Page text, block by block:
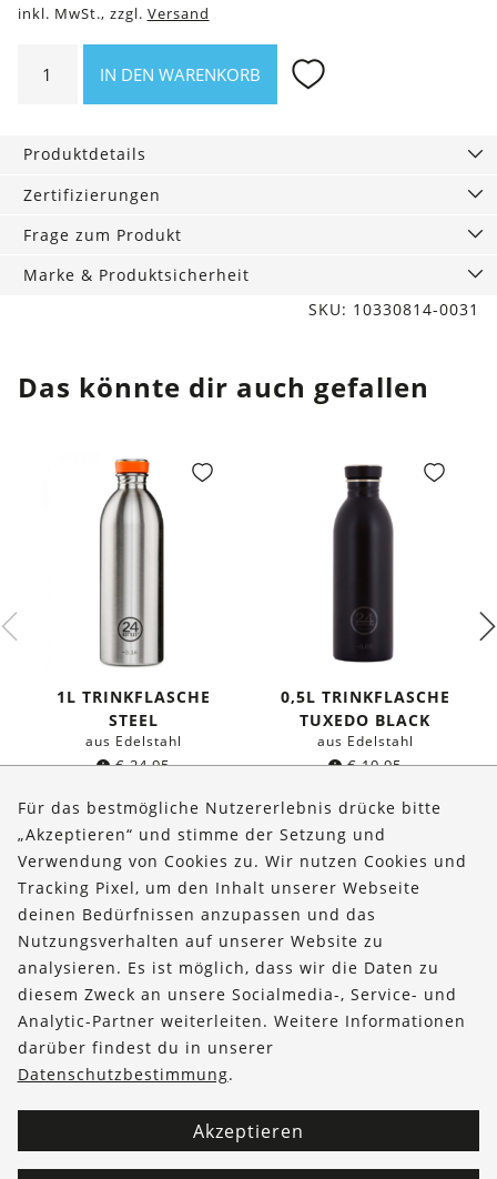
inkl. MwSt., zzgl. Versand
Allrounder
Menge
IN DEN WARENKORB
Produktdetails
Zertifizierungen
Frage zum Produkt
Marke & Produktsicherheit
SKU: 10330814-0031
Das könnte dir auch gefallen
1L TRINKFLASCHE
STEEL
aus Edelstahl
€24,95
0,5L TRINKFLASCHE
TUXEDO BLACK
aus Edelstahl
€19,95
Über uns
Bestellungen
Kontakt & Hilfe
FOLLOW US
Für das bestmögliche Nutzererlebnis drücke bitte
„Akzeptieren“ und stimme der Setzung und
Verwendung von Cookies zu. Wir nutzen Cookies und
Tracking Pixel, um den Inhalt unserer Webseite
deinen Bedürfnissen anzupassen und das
Nutzungsverhalten auf unserer Website zu
analysieren. Es ist möglich, dass wir die Daten zu
diesem Zweck an unsere Socialmedia-, Service- und
Analytic-Partner weiterleiten. Weitere Informationen
darüber findest du in unserer
Datenschutzbestimmung.
Akzeptieren